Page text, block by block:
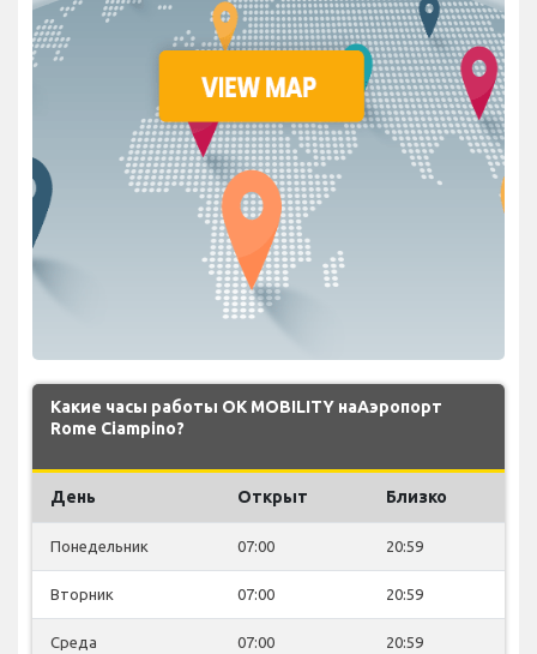
Какие часы работы OK MOBILITY наАэропорт
Rome Ciampino?
День Открыт Близко
Понедельник 07:00 20:59
Вторник 07:00 20:59
Среда 07:00 20:59